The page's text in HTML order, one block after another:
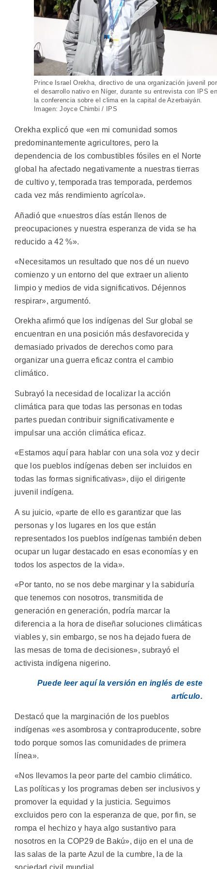
Prince Israel Orekha, directivo de una organización juvenil por
el desarrollo nativo en Níger, durante su entrevista con IPS en
la conferencia sobre el clima en la capital de Azerbaiyán.
Imagen: Joyce Chimbi / IPS
Orekha explicó que «en mi comunidad somos
predominantemente agricultores, pero la
dependencia de los combustibles fósiles en el Norte
global ha afectado negativamente a nuestras tierras
de cultivo y, temporada tras temporada, perdemos
cada vez más rendimiento agrícola».
Añadió que «nuestros días están llenos de
preocupaciones y nuestra esperanza de vida se ha
reducido a 42 %».
«Necesitamos un resultado que nos dé un nuevo
comienzo y un entorno del que extraer un aliento
limpio y medios de vida significativos. Déjennos
respirar», argumentó.
Orekha afirmó que los indígenas del Sur global se
encuentran en una posición más desfavorecida y
demasiado privados de derechos como para
organizar una guerra eficaz contra el cambio
climático.
Subrayó la necesidad de localizar la acción
climática para que todas las personas en todas
partes puedan contribuir significativamente e
impulsar una acción climática eficaz.
«Estamos aquí para hablar con una sola voz y decir
que los pueblos indígenas deben ser incluidos en
todas las formas significativas», dijo el dirigente
juvenil indígena.
A su juicio, «parte de ello es garantizar que las
personas y los lugares en los que están
representados los pueblos indígenas también deben
ocupar un lugar destacado en esas economías y en
todos los aspectos de la vida».
«Por tanto, no se nos debe marginar y la sabiduría
que tenemos con nosotros, transmitida de
generación en generación, podría marcar la
diferencia a la hora de diseñar soluciones climáticas
viables y, sin embargo, se nos ha dejado fuera de
las mesas de toma de decisiones», subrayó el
activista indígena nigerino.
Puede leer aquí la versión en inglés de este
artículo.
Destacó que la marginación de los pueblos
indígenas «es asombrosa y contraproducente, sobre
todo porque somos las comunidades de primera
línea».
«Nos llevamos la peor parte del cambio climático.
Las políticas y los programas deben ser inclusivos y
promover la equidad y la justicia. Seguimos
excluidos pero con la esperanza de que, por fin, se
rompa el hechizo y haya algo sustantivo para
nosotros en la COP29 de Bakú», dijo en el una de
las salas de la parte Azul de la cumbre, la de la
sociedad civil mundial.